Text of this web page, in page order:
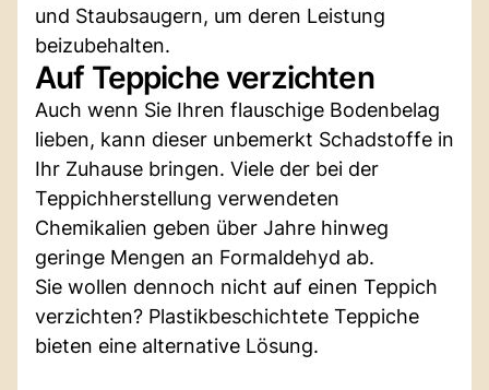
und Staubsaugern, um deren Leistung
beizubehalten.
Auf Teppiche verzichten
Auch wenn Sie Ihren flauschige Bodenbelag
lieben, kann dieser unbemerkt Schadstoffe in
Ihr Zuhause bringen. Viele der bei der
Teppichherstellung verwendeten
Chemikalien geben über Jahre hinweg
geringe Mengen an Formaldehyd ab.
Sie wollen dennoch nicht auf einen Teppich
verzichten? Plastikbeschichtete Teppiche
bieten eine alternative Lösung.